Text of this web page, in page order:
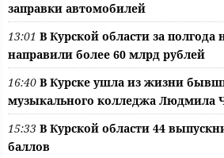
заправки автомобилей
13:01 В Курской области за полгода
направили более 60 млрд рублей
16:40 В Курске ушла из жизни
музыкального колледжа Людмила
15:33 В Курской области 44
баллов